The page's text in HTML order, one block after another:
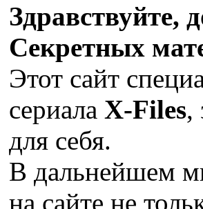
Здравствуйте,
Секретных
Этот сайт
сериала X-Files,
для себя.
В дальнейшем
на сайте не